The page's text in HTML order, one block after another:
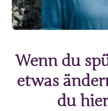
Wenn du
etwas
du